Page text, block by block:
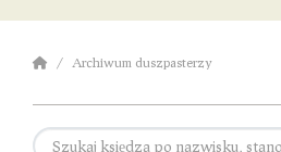
Archiwum duszpasterzy